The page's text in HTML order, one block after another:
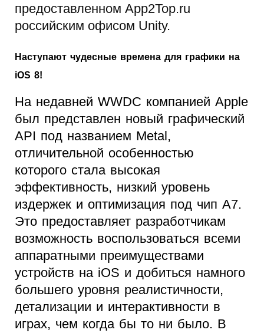
предоставленном App2Top.ru
российским офисом Unity.
Наступают чудесные времена для графики на
iOS 8!
На недавней WWDC компанией Apple
был представлен новый графический
API под названием Metal,
отличительной особенностью
которого стала высокая
эффективность, низкий уровень
издержек и оптимизация под чип A7.
Это предоставляет разработчикам
возможность воспользоваться всеми
аппаратными преимуществами
устройств на iOS и добиться намного
большего уровня реалистичности,
детализации и интерактивности в
играх, чем когда бы то ни было. В